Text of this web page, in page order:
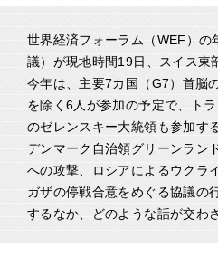
世界経済フォーラム（WEF）の
議）が現地時間19日、スイス東
今年は、主要7カ国（G7）首脳
を除く6人が参加の予定で、ト
のゼレンスキー大統領も参加す
デンマーク自治領グリーンラン
への攻撃、ロシアによるウクラ
ガザの停戦合意をめぐる協議の
するなか、どのような話が交わ